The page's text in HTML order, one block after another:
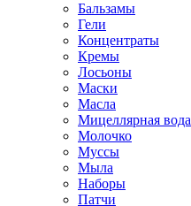
Бальзамы
Гели
Концентраты
Кремы
Лосьоны
Маски
Масла
Мицеллярная вода
Молочко
Муссы
Мыла
Наборы
Патчи